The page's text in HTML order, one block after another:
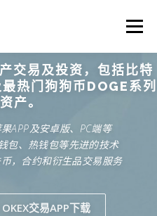
Menu
欧意APP下载
欧意团队
交易及投资，包括比特
热门狗狗币DOGE系列
产。
APP及安卓版、PC端等
包、热钱包等先进的技术
，合约和衍生品交易服务
OKEX交易APP下载